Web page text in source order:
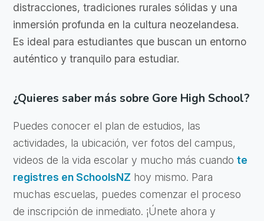
distracciones, tradiciones rurales sólidas y una
inmersión profunda en la cultura neozelandesa.
Es ideal para estudiantes que buscan un entorno
auténtico y tranquilo para estudiar.
¿Quieres saber más sobre Gore High School?
Puedes conocer el plan de estudios, las
actividades, la ubicación, ver fotos del campus,
videos de la vida escolar y mucho más cuandote
registres en SchoolsNZ hoy mismo. Para
muchas escuelas, puedes comenzar el proceso
de inscripción de inmediato. ¡Únete ahora y